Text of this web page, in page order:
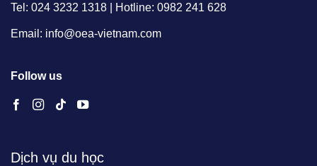
Tel: 024 3232 1318 | Hotline: 0982 241 628
Email: info@oea-vietnam.com
Follow us
Dịch vụ du học